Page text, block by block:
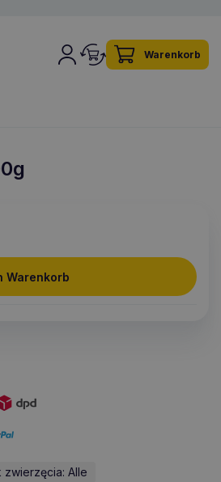
Warenkorb
Warenkorb
zwierzęcia: Alle